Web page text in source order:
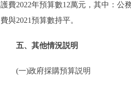
護費2022年預算數12萬元，其中：公
費與2021預算數持平。
五、其他情況説明
(一)政府採購預算説明